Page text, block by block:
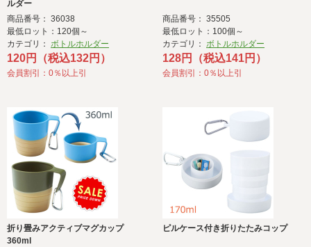
ルダー
商品番号： 36038
最低ロット：120個～
カテゴリ： ボトルホルダー
120円（税込132円）
会員割引：0％以上引
商品番号： 35505
最低ロット：100個～
カテゴリ： ボトルホルダー
128円（税込141円）
会員割引：0％以上引
折り畳みアクティブマグカップ
360ml
ピルケース付き折りたたみコップ